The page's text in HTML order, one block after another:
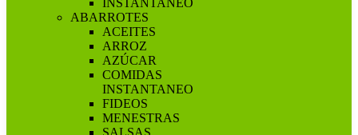
INSTANTANEO
ABARROTES
ACEITES
ARROZ
AZÚCAR
COMIDAS
INSTANTANEO
FIDEOS
MENESTRAS